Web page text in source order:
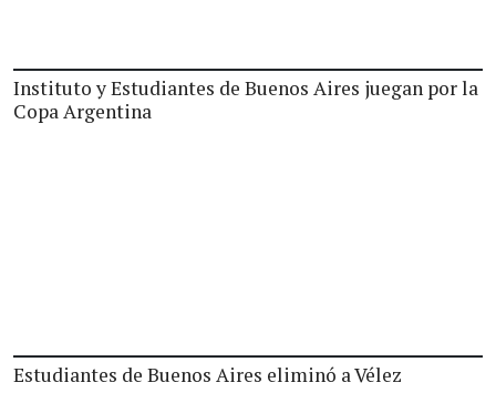
Instituto y Estudiantes de Buenos Aires juegan por la
Copa Argentina
Estudiantes de Buenos Aires eliminó a Vélez